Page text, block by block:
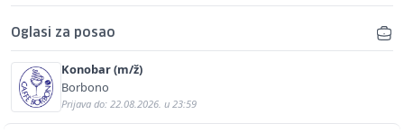
Oglasi za posao
Konobar (m/ž)
Borbono
Prijava do: 22.08.2026. u 23:59